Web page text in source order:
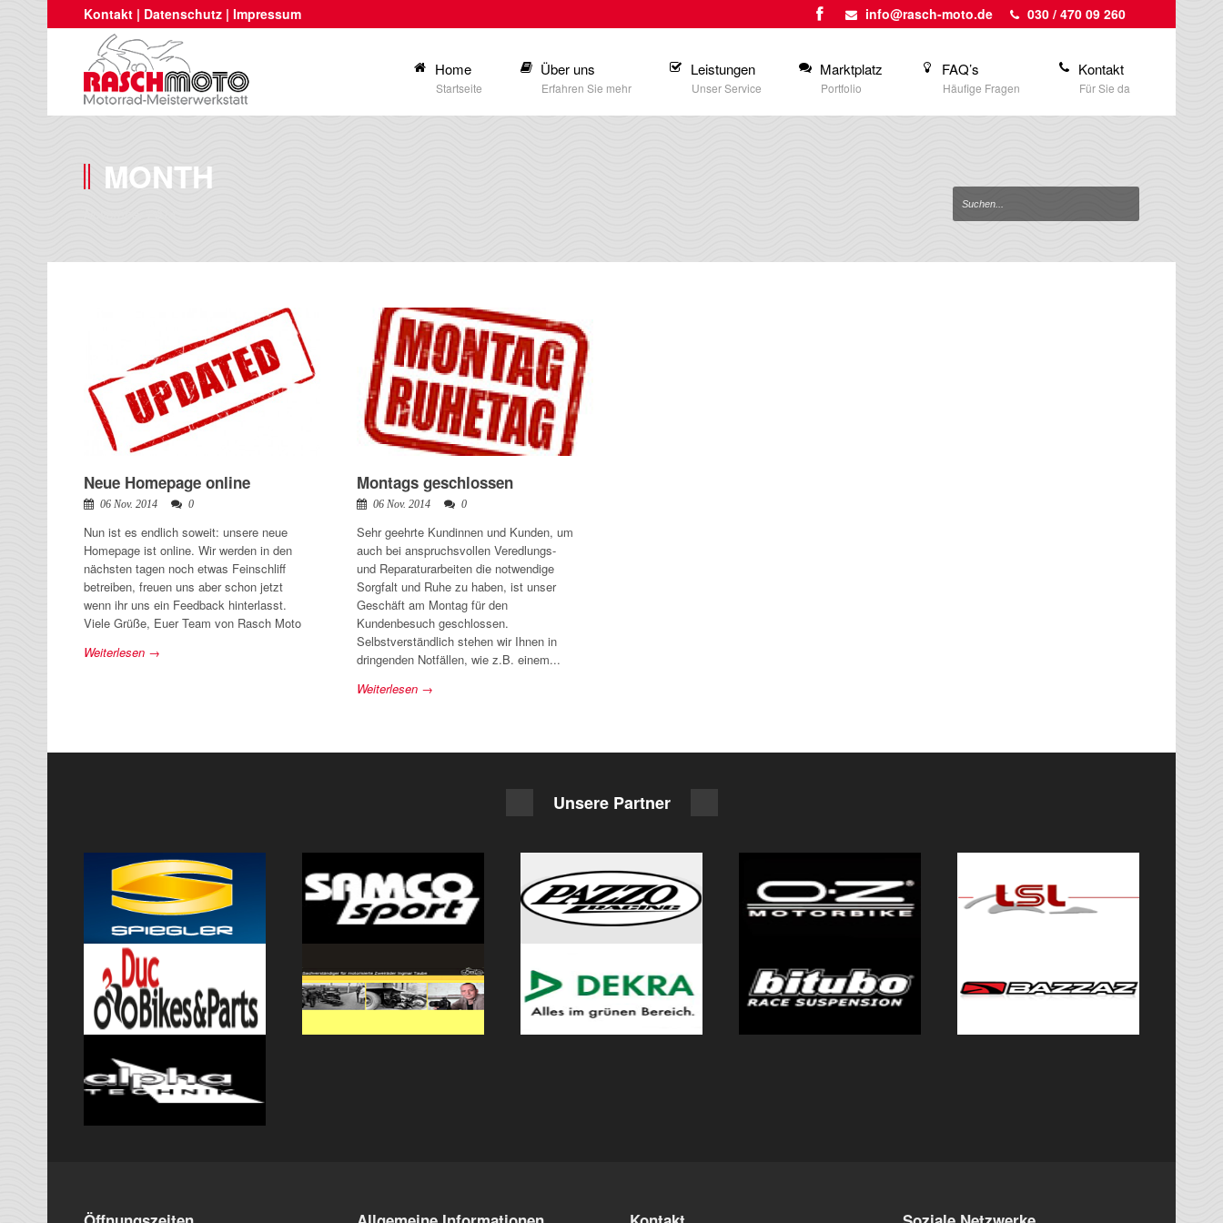
Kontakt | Datenschutz | Impressum info@rasch-moto.de 030 / 470 09 260
Home
Startseite
Über uns
Erfahren Sie mehr
Leistungen
Unser Service
Marktplatz
Portfolio
FAQ’s
Häufige Fragen
Kontakt
Für Sie da
MONTH
Neue Homepage online
06 Nov. 2014 0
Nun ist es endlich soweit: unsere neue
Homepage ist online. Wir werden in den
nächsten tagen noch etwas Feinschliff
betreiben, freuen uns aber schon jetzt
wenn ihr uns ein Feedback hinterlasst.
Viele Grüße, Euer Team von Rasch Moto
Weiterlesen →
Montags geschlossen
06 Nov. 2014 0
Sehr geehrte Kundinnen und Kunden, um
auch bei anspruchsvollen Veredlungs-
und Reparaturarbeiten die notwendige
Sorgfalt und Ruhe zu haben, ist unser
Geschäft am Montag für den
Kundenbesuch geschlossen.
Selbstverständlich stehen wir Ihnen in
dringenden Notfällen, wie z.B. einem...
Weiterlesen →
Unsere Partner